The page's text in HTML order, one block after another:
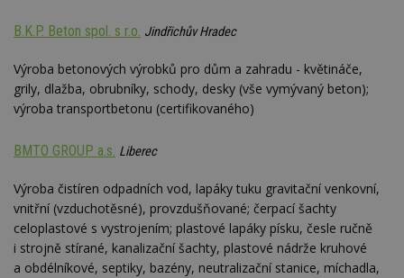
B.K.P. Beton spol. s r.o. Jindřichův Hradec
Výroba betonových výrobků pro dům a zahradu - květináče,
grily, dlažba, obrubníky, schody, desky (vše vymývaný beton);
výroba transportbetonu (certifikovaného)
BMTO GROUP a.s. Liberec
Výroba čistíren odpadních vod, lapáky tuku gravitační venkovní,
vnitřní (vzduchotěsné), provzdušňované; čerpací šachty
celoplastové s vystrojením; plastové lapáky písku, česle ručně
i strojně stírané, kanalizační šachty, plastové nádrže kruhové
a obdélníkové, septiky, bazény, neutralizační stanice, míchadla,